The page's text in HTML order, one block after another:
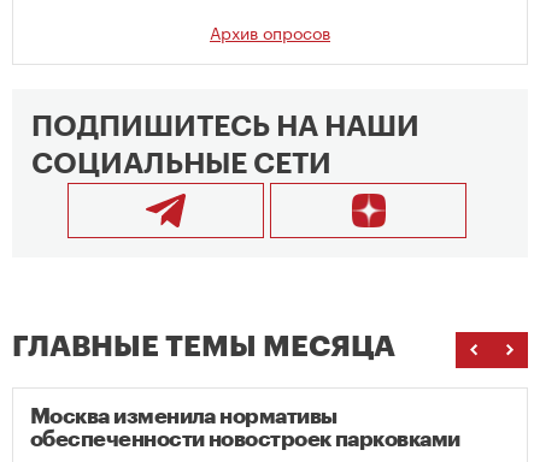
Архив опросов
ПОДПИШИТЕСЬ НА НАШИ
СОЦИАЛЬНЫЕ СЕТИ
ГЛАВНЫЕ ТЕМЫ МЕСЯЦА
Москва изменила нормативы
обеспеченности новостроек парковками